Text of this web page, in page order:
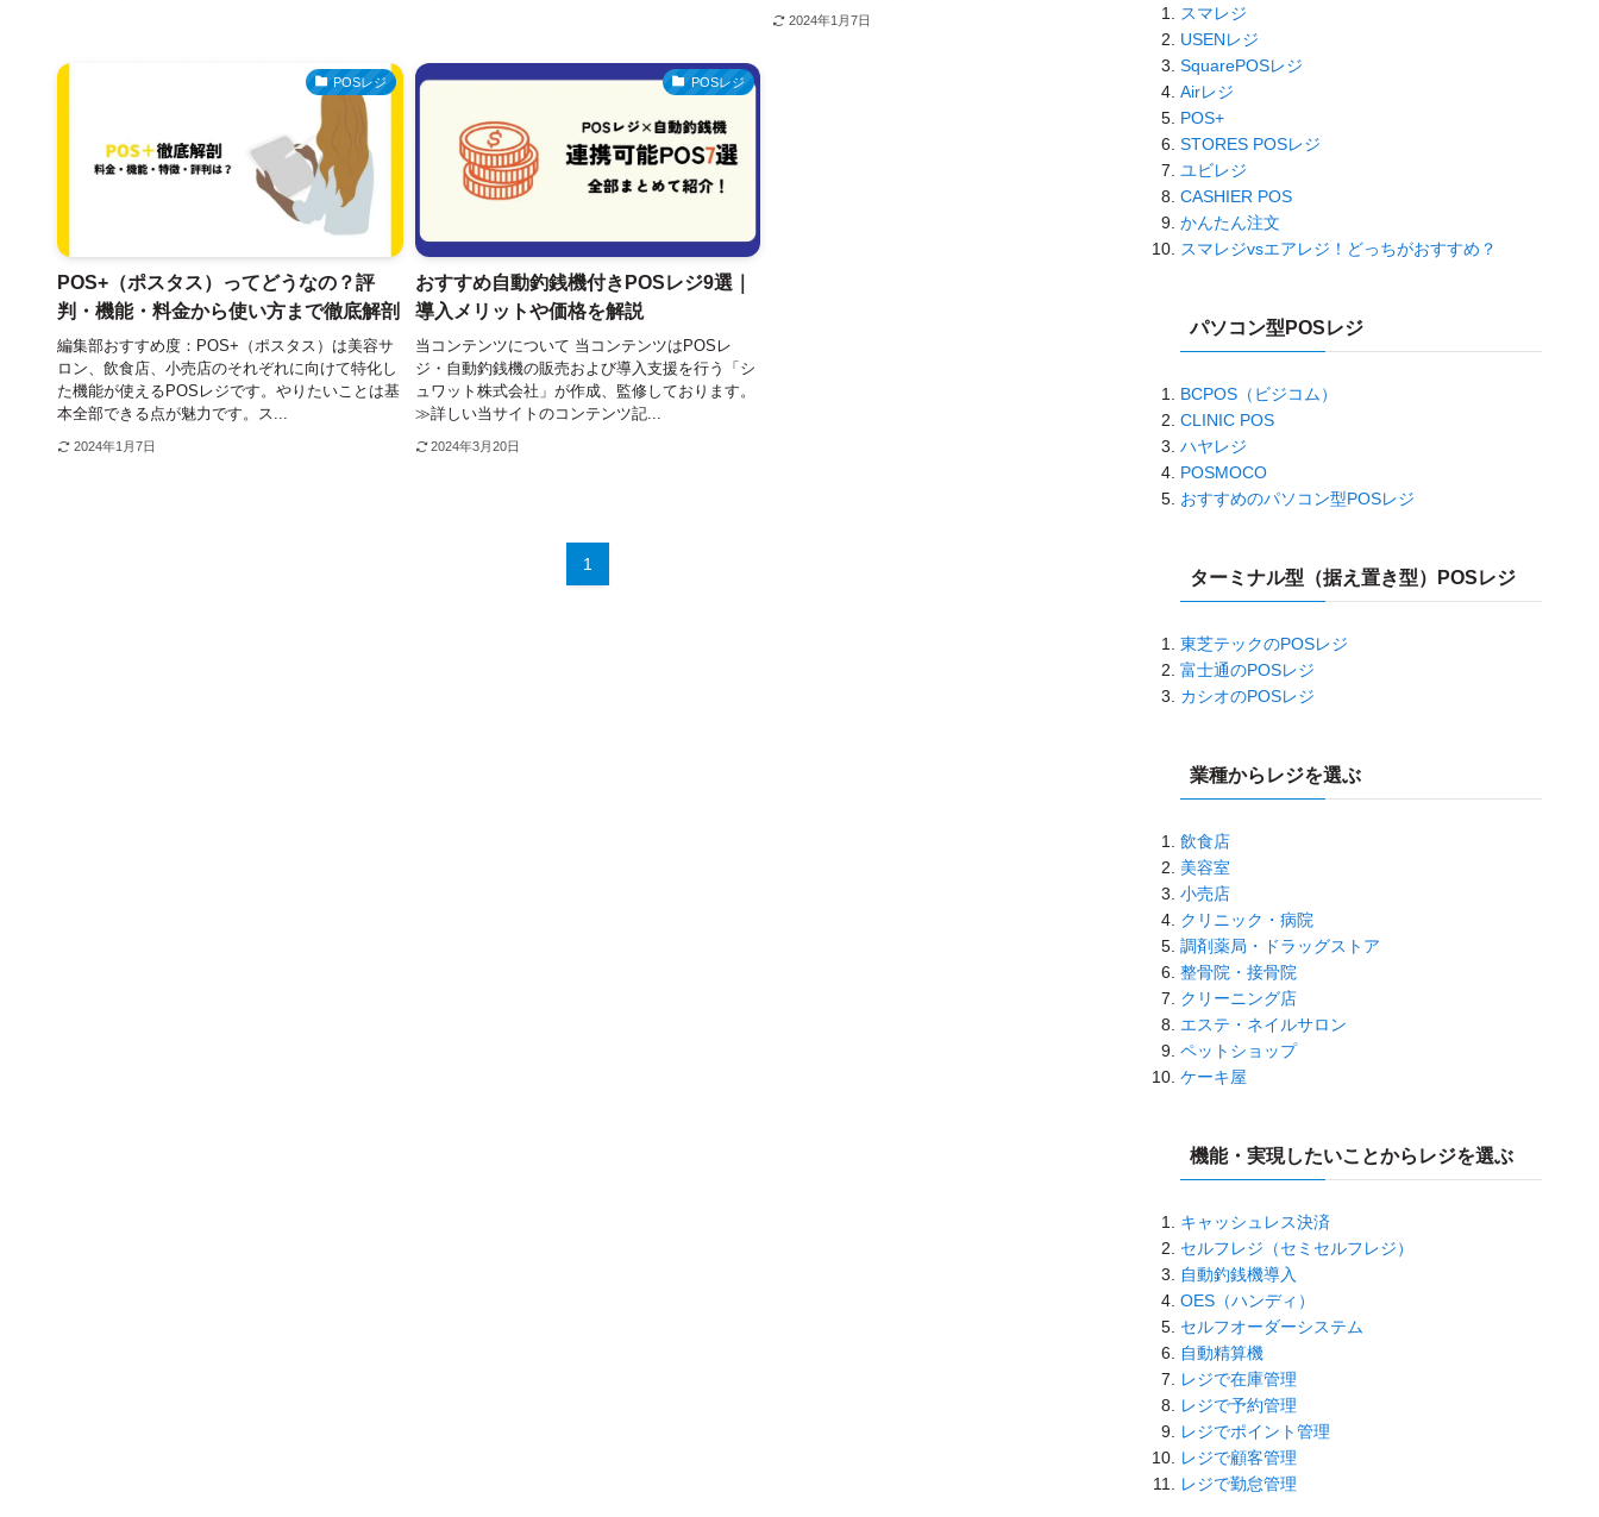
2024年1月7日
POSレジ
POS+（ポスタス）ってどうなの？評
判・機能・料金から使い方まで徹底解剖
編集部おすすめ度：POS+（ポスタス）は美容サ
ロン、飲食店、小売店のそれぞれに向けて特化し
た機能が使えるPOSレジです。やりたいことは基
本全部できる点が魅力です。ス...
2024年1月7日
POSレジ
おすすめ自動釣銭機付きPOSレジ9選｜
導入メリットや価格を解説
当コンテンツについて 当コンテンツはPOSレ
ジ・自動釣銭機の販売および導入支援を行う「シ
ュワット株式会社」が作成、監修しております。
≫詳しい当サイトのコンテンツ記...
2024年3月20日
1
スマレジ
USENレジ
SquarePOSレジ
Airレジ
POS+
STORES POSレジ
ユビレジ
CASHIER POS
かんたん注文
スマレジvsエアレジ！どっちがおすすめ？
パソコン型POSレジ
BCPOS（ビジコム）
CLINIC POS
ハヤレジ
POSMOCO
おすすめのパソコン型POSレジ
ターミナル型（据え置き型）POSレジ
東芝テックのPOSレジ
富士通のPOSレジ
カシオのPOSレジ
業種からレジを選ぶ
飲食店
美容室
小売店
クリニック・病院
調剤薬局・ドラッグストア
整骨院・接骨院
クリーニング店
エステ・ネイルサロン
ペットショップ
ケーキ屋
機能・実現したいことからレジを選ぶ
キャッシュレス決済
セルフレジ（セミセルフレジ）
自動釣銭機導入
OES（ハンディ）
セルフオーダーシステム
自動精算機
レジで在庫管理
レジで予約管理
レジでポイント管理
レジで顧客管理
レジで勤怠管理